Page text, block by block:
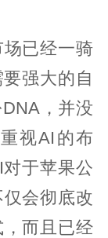
已经一骑
强大的自
，并没
视AI的布
于苹果公
会彻底改
而且已经